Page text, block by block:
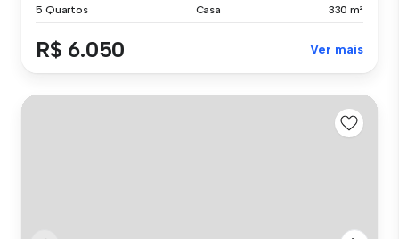
5 Quartos Casa 330 m²
R$ 6.050 Ver mais